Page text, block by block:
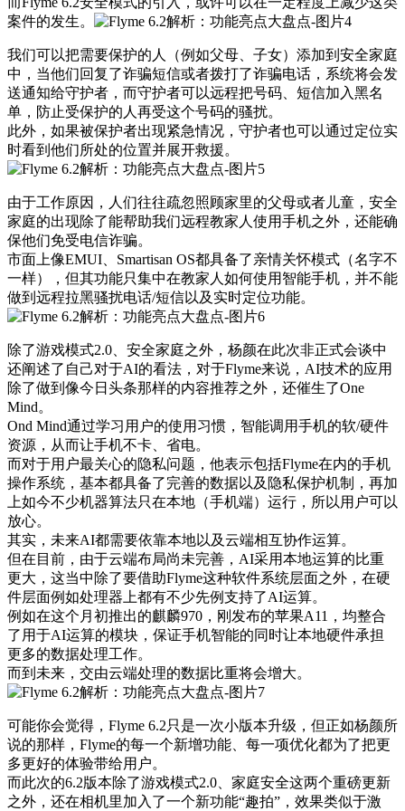
案件的发生。
我们可以把需要保护的人（例如父母、子女）添加到安全家庭
中，当他们回复了诈骗短信或者拨打了诈骗电话，系统将会发
送通知给守护者，而守护者可以远程把号码、短信加入黑名
单，防止受保护的人再受这个号码的骚扰。
此外，如果被保护者出现紧急情况，守护者也可以通过定位实
时看到他们所处的位置并展开救援。
由于工作原因，人们往往疏忽照顾家里的父母或者儿童，安全
家庭的出现除了能帮助我们远程教家人使用手机之外，还能确
保他们免受电信诈骗。
市面上像EMUI、Smartisan OS都具备了亲情关怀模式（名字不
一样），但其功能只集中在教家人如何使用智能手机，并不能
做到远程拉黑骚扰电话/短信以及实时定位功能。
除了游戏模式2.0、安全家庭之外，杨颜在此次非正式会谈中
还阐述了自己对于AI的看法，对于Flyme来说，AI技术的应用
除了做到像今日头条那样的内容推荐之外，还催生了One
Mind。
Ond Mind通过学习用户的使用习惯，智能调用手机的软/硬件
资源，从而让手机不卡、省电。
而对于用户最关心的隐私问题，他表示包括Flyme在内的手机
操作系统，基本都具备了完善的数据以及隐私保护机制，再加
上如今不少机器算法只在本地（手机端）运行，所以用户可以
放心。
其实，未来AI都需要依靠本地以及云端相互协作运算。
但在目前，由于云端布局尚未完善，AI采用本地运算的比重
更大，这当中除了要借助Flyme这种软件系统层面之外，在硬
件层面例如处理器上都有不少先例支持了AI运算。
例如在这个月初推出的麒麟970，刚发布的苹果A11，均整合
了用于AI运算的模块，保证手机智能的同时让本地硬件承担
更多的数据处理工作。
而到未来，交由云端处理的数据比重将会增大。
可能你会觉得，Flyme 6.2只是一次小版本升级，但正如杨颜所
说的那样，Flyme的每一个新增功能、每一项优化都为了把更
多更好的体验带给用户。
而此次的6.2版本除了游戏模式2.0、家庭安全这两个重磅更新
之外，还在相机里加入了一个新功能“趣拍”，效果类似于激